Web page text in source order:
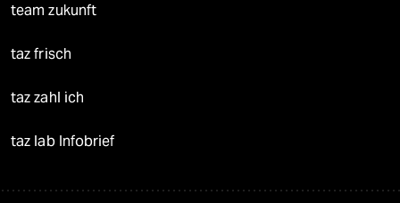
team zukunft
taz frisch
taz zahl ich
taz lab Infobrief